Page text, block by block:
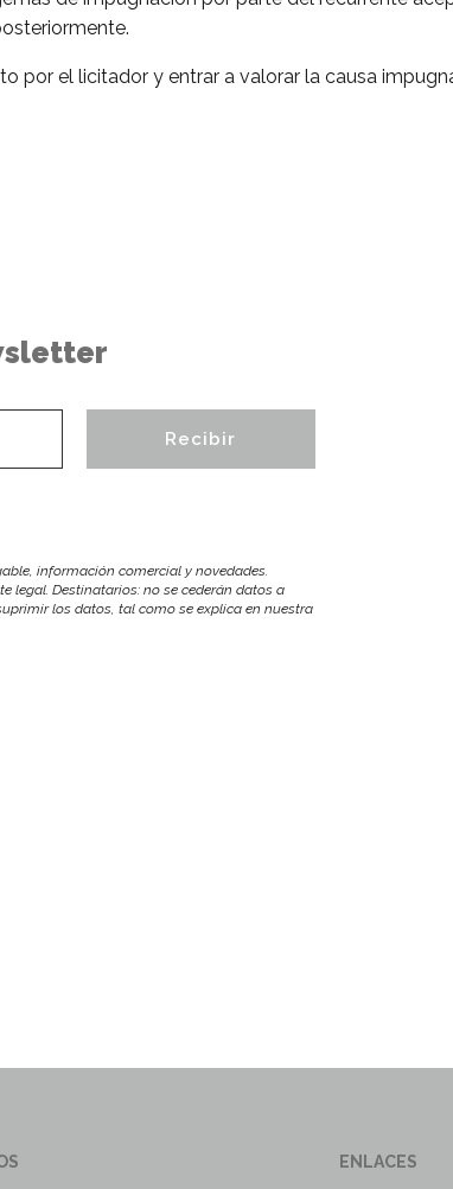
por el licitador y entrar a valorar la causa
información comercial y novedades.
legal. Destinatarios: no se cederán datos a
los datos, tal como se explica en nuestra
ENLACES